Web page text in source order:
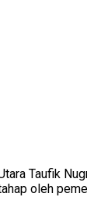
Taufik
oleh